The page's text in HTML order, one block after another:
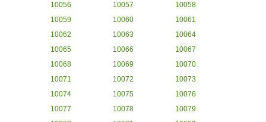
10056
10057
10058
10059
10060
10061
10062
10063
10064
10065
10066
10067
10068
10069
10070
10071
10072
10073
10074
10075
10076
10077
10078
10079